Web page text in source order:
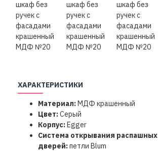
ХАРАКТЕРИСТИКИ
Материал:МДФ крашенный
Цвет:Серый
Корпус:Egger
Система открывания распашных
дверей:петли Blum